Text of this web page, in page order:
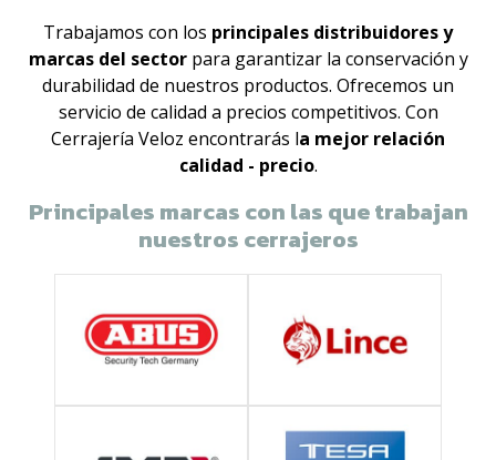
Trabajamos con los principales distribuidores y
marcas del sectorpara garantizar la conservación y
durabilidad de nuestros productos. Ofrecemos un
servicio de calidad a precios competitivos. Con
Cerrajería Veloz encontrarás la mejor relación
calidad - precio.
Principales marcas con las que trabajan
nuestros cerrajeros